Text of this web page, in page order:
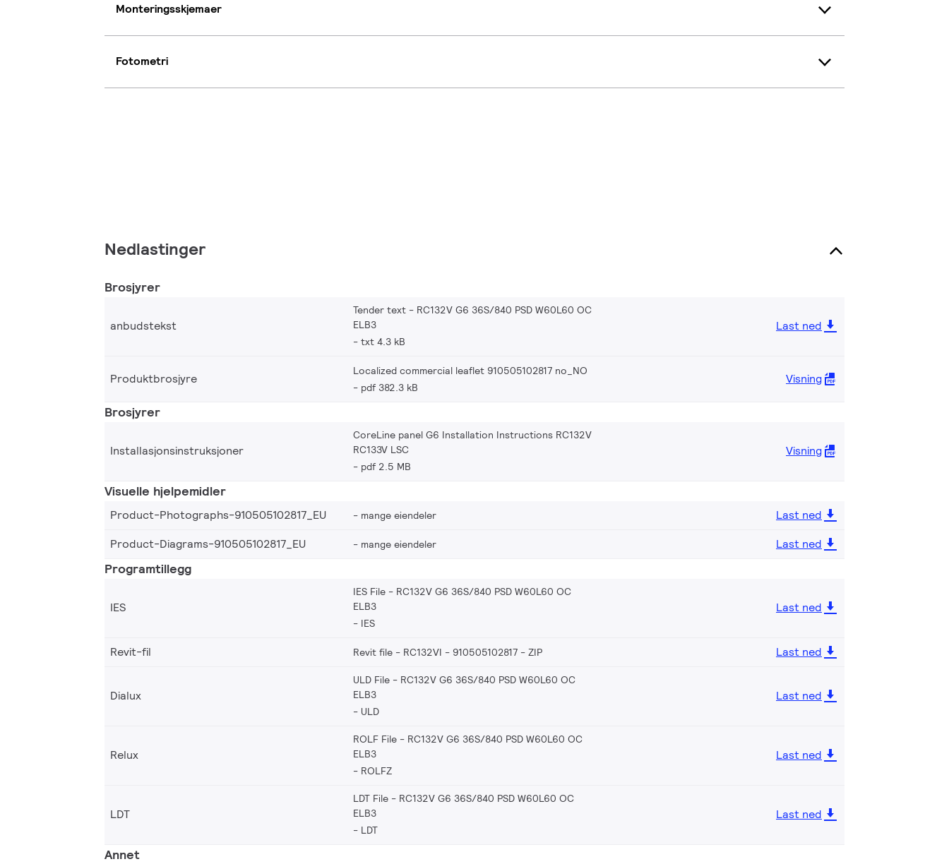
Monteringsskjemaer
Fotometri
Nedlastinger
Brosjyrer
anbudstekst
Tender text - RC132V G6 36S/840 PSD W60L60 OC
ELB3
txt 4.3 kB
Last ned
Produktbrosjyre
Localized commercial leaflet 910505102817 no_NO
pdf 382.3 kB
Visning
Brosjyrer
Installasjonsinstruksjoner
CoreLine panel G6 Installation Instructions RC132V
RC133V LSC
pdf 2.5 MB
Visning
Visuelle hjelpemidler
Product-Photographs-910505102817_EU mange eiendeler
Last ned
Product-Diagrams-910505102817_EU
mange eiendeler Last ned
Programtillegg
IES
IES File - RC132V G6 36S/840 PSD W60L60 OC
ELB3
IES
Last ned
Revit-fil Revit file - RC132VI - 910505102817 ZIP Last ned
Dialux
ULD File - RC132V G6 36S/840 PSD W60L60 OC
ELB3
ULD
Last ned
Relux
ROLF File - RC132V G6 36S/840 PSD W60L60 OC
ELB3
ROLFZ
Last ned
LDT
LDT File - RC132V G6 36S/840 PSD W60L60 OC
ELB3
LDT
Last ned
Annet